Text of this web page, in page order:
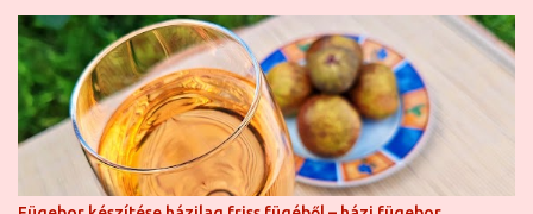
hiszen ha nem is túl sűrűn, de azért rendszeresen kísérletezgetünk
ezzel is. Olyannyira, hogy hasonló borunk már volt, csak éppen
vadgyümölcsből készült ( Vadcseresznye-sajmeggy házi bor –
csemegebor ) . Most szintén egy csemegebor volt a cél, mert sem
én, sem a feleségem nem szeretjük a száraz, savanyú borokat,
főképp nem, ha gyümölcsborról van szó. Ezért a mostani házi
meggyborunk is egy édes bor lett. Na nem sziruposan,